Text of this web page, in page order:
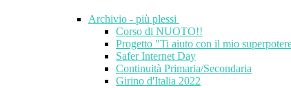
Archivio - più plessi
Corso di NUOTO!!
Progetto "Ti aiuto con il mio
Safer Internet Day
Continuità Primaria/Secondaria
Girino d'Italia 2022